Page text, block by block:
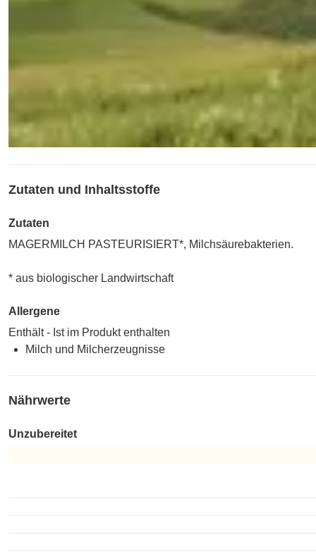
Zutaten und Inhaltsstoffe
Zutaten
MAGERMILCH PASTEURISIERT*, Milchsäurebakterien.
* aus biologischer Landwirtschaft
Allergene
Enthält - Ist im Produkt enthalten
Milch und Milcherzeugnisse
Nährwerte
Unzubereitet